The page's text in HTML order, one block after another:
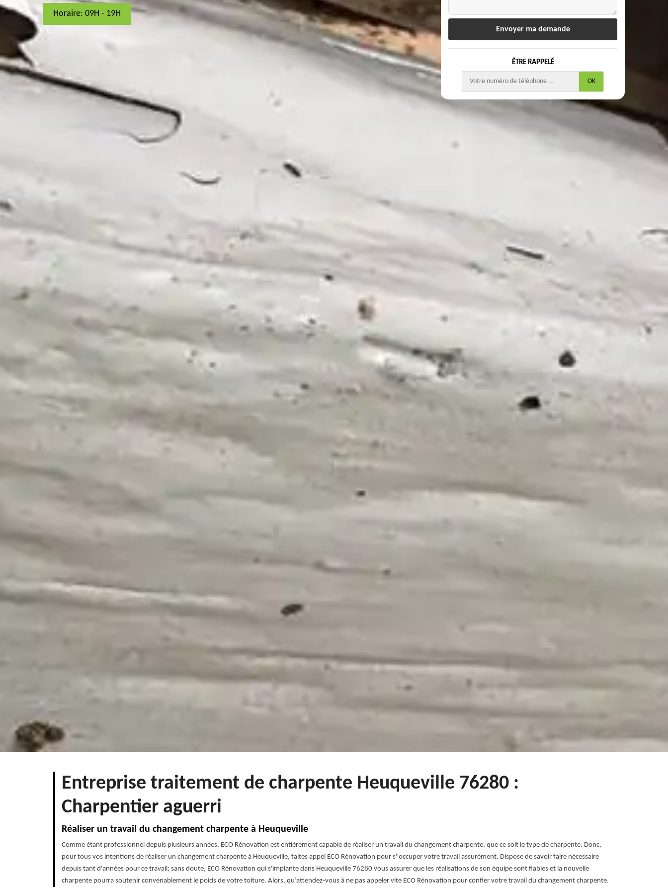
Horaire: 09H - 19H
ÊTRE RAPPELÉ
Entreprise traitement de charpente Heuqueville 76280 :
Charpentier aguerri
Réaliser un travail du changement charpente à Heuqueville
Comme étant professionnel depuis plusieurs années, ECO Rénovation est entièrement capable de réaliser un travail du changement charpente, que ce soit le type de charpente. Donc,
pour tous vos intentions de réaliser un changement charpente à Heuqueville, faites appel ECO Rénovation pour s''occuper votre travail assurément. Dispose de savoir faire nécessaire
depuis tant d'années pour ce travail; sans doute, ECO Rénovation qui s'implante dans Heuqueville 76280 vous assurer que les réalisations de son équipe sont fiables et la nouvelle
charpente pourra soutenir convenablement le poids de votre toiture. Alors, qu’attendez-vous à ne pas appeler vite ECO Rénovation pour confier votre travail du changement charpente.